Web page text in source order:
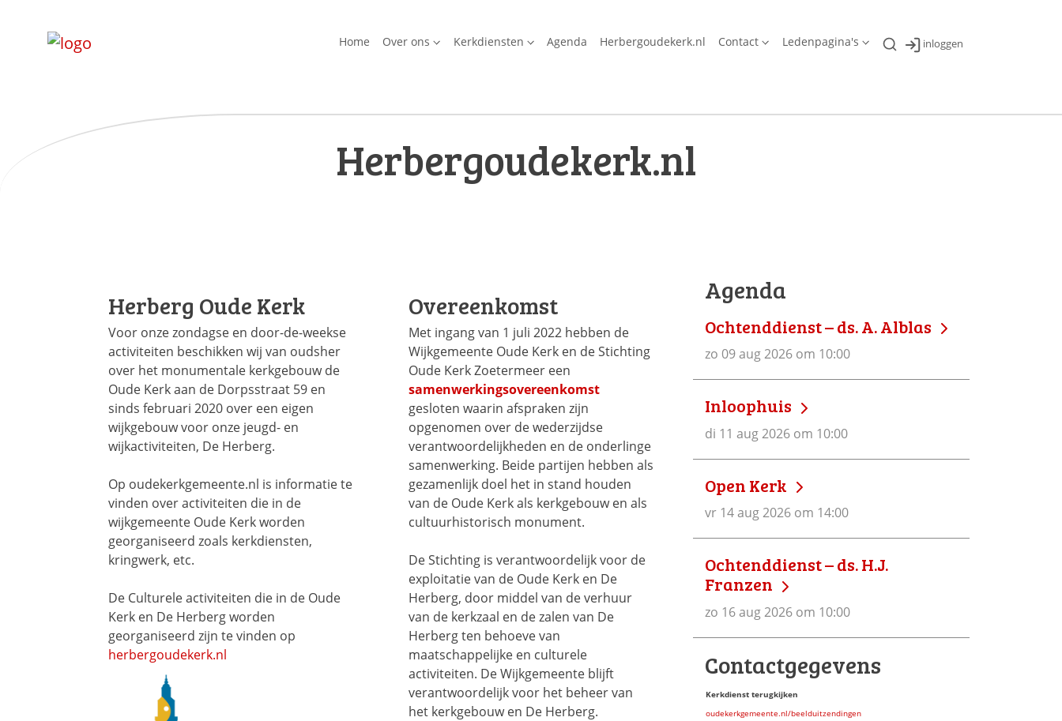
Home Over ons Kerkdiensten Agenda Herbergoudekerk.nl Contact Ledenpagina's inloggen
Herbergoudekerk.nl
Herberg Oude Kerk
Voor onze zondagse en door-de-weekse
activiteiten beschikken wij van oudsher
over het monumentale kerkgebouw de
Oude Kerk aan de Dorpsstraat 59 en
sinds februari 2020 over een eigen
wijkgebouw voor onze jeugd- en
wijkactiviteiten, De Herberg.
Op oudekerkgemeente.nl is informatie te
vinden over activiteiten die in de
wijkgemeente Oude Kerk worden
georganiseerd zoals kerkdiensten,
kringwerk, etc.
De Culturele activiteiten die in de Oude
Kerk en De Herberg worden
georganiseerd zijn te vinden op
herbergoudekerk.nl
Overeenkomst
Met ingang van 1 juli 2022 hebben de
Wijkgemeente Oude Kerk en de Stichting
Oude Kerk Zoetermeer een
samenwerkingsovereenkomst
gesloten waarin afspraken zijn
opgenomen over de wederzijdse
verantwoordelijkheden en de onderlinge
samenwerking. Beide partijen hebben als
gezamenlijk doel het in stand houden
van de Oude Kerk als kerkgebouw en als
cultuurhistorisch monument.
De Stichting is verantwoordelijk voor de
exploitatie van de Oude Kerk en De
Herberg, door middel van de verhuur
van de kerkzaal en de zalen van De
Herberg ten behoeve van
maatschappelijke en culturele
activiteiten. De Wijkgemeente blijft
verantwoordelijk voor het beheer van
het kerkgebouw en De Herberg.
Agenda
Ochtenddienst – ds. A. Alblas
zo 09 aug 2026 om 10:00
Inloophuis
di 11 aug 2026 om 10:00
Open Kerk
vr 14 aug 2026 om 14:00
Ochtenddienst – ds. H.J.
Franzen
zo 16 aug 2026 om 10:00
Contactgegevens
Kerkdienst terugkijken
oudekerkgemeente.nl/beelduitzendingen